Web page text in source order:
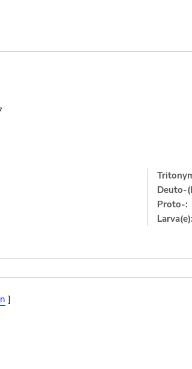
Deuto-
Proto-:
Larva(e):
]